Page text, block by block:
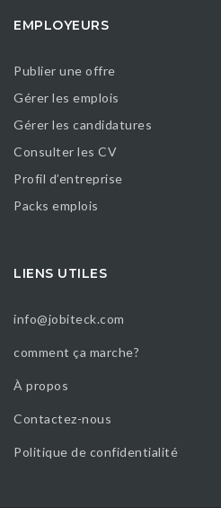
EMPLOYEURS
Publier une offre
Gérer les emplois
Gérer les candidatures
Consulter les CV
Profil d’entreprise
Packs emplois
LIENS UTILES
info@jobiteck.com
comment ça marche?
À propos
Contactez-nous
Politique de confidentialité